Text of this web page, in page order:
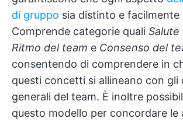
di gruppo sia distinto e facilmente
Comprende categorie quali Salute
Ritmo del team e Consenso del
consentendo di comprendere in
questi concetti si allineano con gli
generali del team. È inoltre
questo modello per concordare le